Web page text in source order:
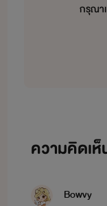
กรุณา
ความคิดเ
Bowvy